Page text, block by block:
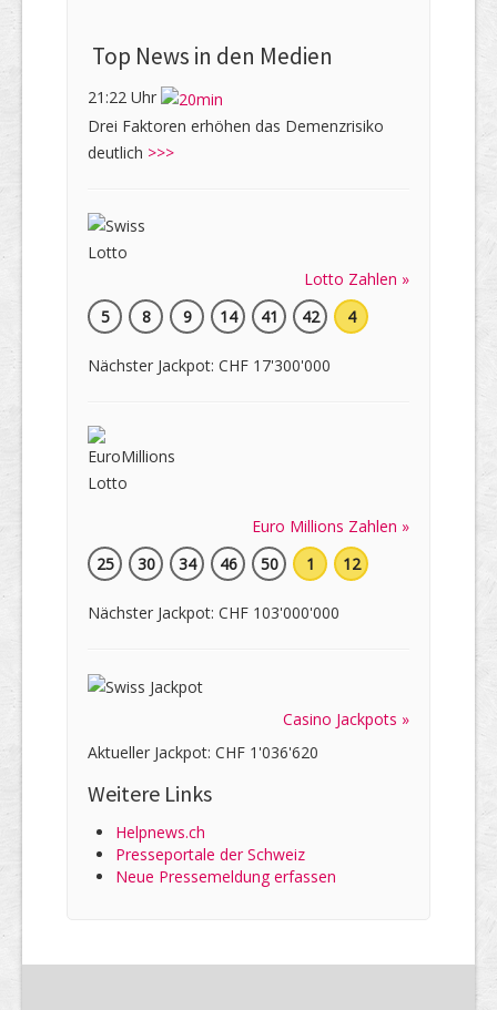
Top News in den Medien
21:22 Uhr
Drei Faktoren erhöhen das Demenzrisiko
deutlich >>>
Lotto Zahlen »
5
8 9 14 41 42 4
Nächster Jackpot: CHF 17'300'000
Euro Millions Zahlen »
25
30 34 46 50 1 12
Nächster Jackpot: CHF 103'000'000
Casino Jackpots »
Aktueller Jackpot: CHF 1'036'620
Weitere Links
Helpnews.ch
Presseportale der Schweiz
Neue Pressemeldung erfassen